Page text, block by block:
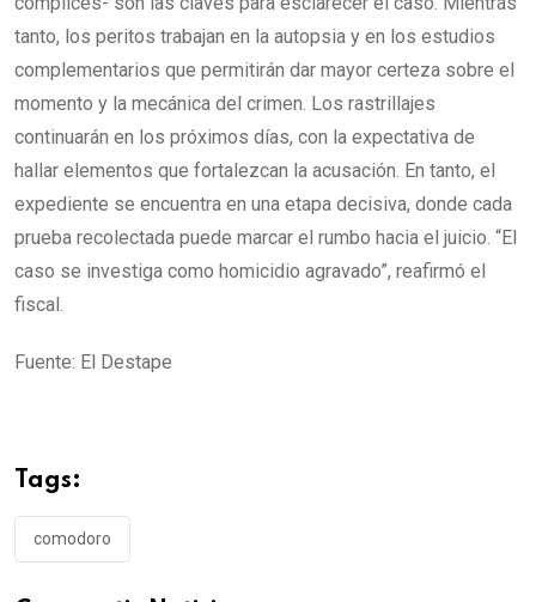
tanto, los peritos trabajan en la autopsia y en los estudios
complementarios que permitirán dar mayor certeza sobre el
momento y la mecánica del crimen. Los rastrillajes
continuarán en los próximos días, con la expectativa de
hallar elementos que fortalezcan la acusación. En tanto, el
expediente se encuentra en una etapa decisiva, donde cada
prueba recolectada puede marcar el rumbo hacia el juicio. “El
caso se investiga como homicidio agravado”, reafirmó el
fiscal.
Fuente: El Destape
Tags:
comodoro